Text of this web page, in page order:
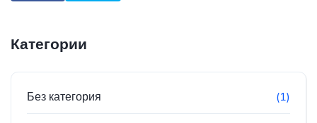
Категории
Без категория (1)